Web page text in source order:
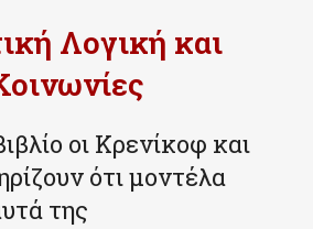
Λογική και
οι Κρενίκοφ και
ότι μοντέλα
της